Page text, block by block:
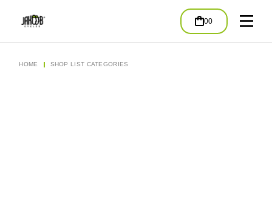
00
HOME SHOP LIST CATEGORIES